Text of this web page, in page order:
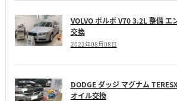
VOLVO ボルボ V70 3.2L 整備 エ
交換
2022年08月08日
DODGE ダッジ マグナム
オイル交換